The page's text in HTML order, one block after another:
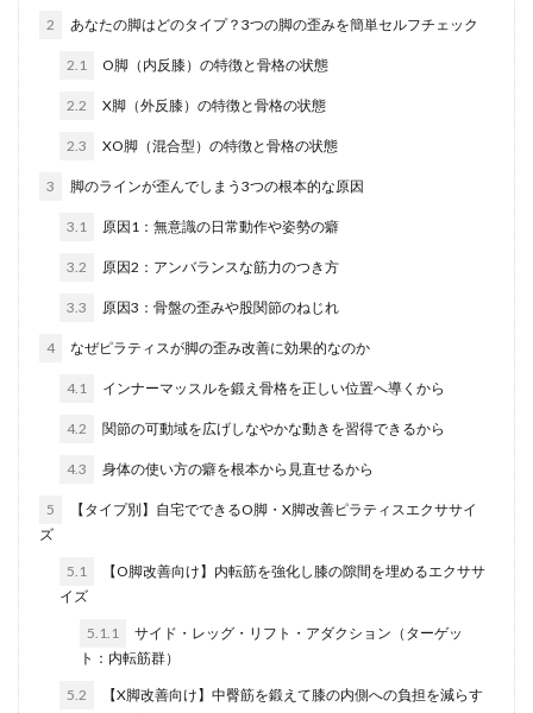
2 あなたの脚はどのタイプ？3つの脚の歪みを簡単セルフチェック
2.1 O脚（内反膝）の特徴と骨格の状態
2.2 X脚（外反膝）の特徴と骨格の状態
2.3 XO脚（混合型）の特徴と骨格の状態
3 脚のラインが歪んでしまう3つの根本的な原因
3.1 原因1：無意識の日常動作や姿勢の癖
3.2 原因2：アンバランスな筋力のつき方
3.3 原因3：骨盤の歪みや股関節のねじれ
4 なぜピラティスが脚の歪み改善に効果的なのか
4.1 インナーマッスルを鍛え骨格を正しい位置へ導くから
4.2 関節の可動域を広げしなやかな動きを習得できるから
4.3 身体の使い方の癖を根本から見直せるから
5
【タイプ別】自宅でできるO脚・X脚改善ピラティスエクササイ
ズ
5.1
【O脚改善向け】内転筋を強化し膝の隙間を埋めるエクササ
イズ
5.1.1
サイド・レッグ・リフト・アダクション（ターゲッ
ト：内転筋群）
5.2
【X脚改善向け】中臀筋を鍛えて膝の内側への負担を減らす
人気YouTube
企業向け 体型回復
体型変化
体幹
体幹強化 体験
体験レッスン
体験談
停滞期 冷え性改善
坐骨神経痛
基礎代謝 壁
妊娠中
姿勢 姿勢改善 子ども
実感
実践 専門性 少人数制
怪我予防
恵比寿・代官山 改善
料金相場
新宿 新宿御苑前
更年期症状
服装
朝ピラティス 柔軟性
福利厚生
種類 筋トレ違い
簡単
組み合せ
美脚
習慣 肩こり 脂肪燃焼効果
腰痛
腰痛予防
資格
資金 購入 転倒予防
運動不足